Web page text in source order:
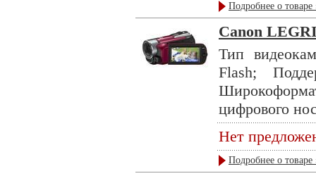
Подробнее о товаре
Canon
Тип
Flash;
цифрового
Нет
Подробнее о товаре